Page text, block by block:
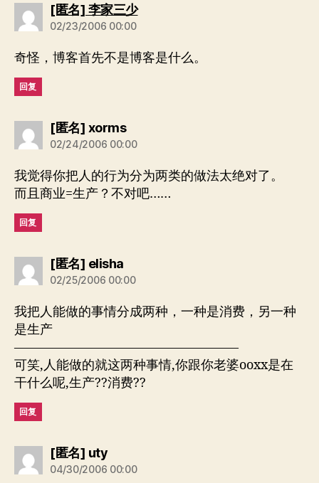
[匿名] 李家三少说：
02/23/2006 00:00
奇怪，博客首先不是博客是什么。
回复
[匿名] xorms说：
02/24/2006 00:00
我觉得你把人的行为分为两类的做法太绝对了。
而且商业=生产？不对吧……
回复
[匿名] elisha说：
02/25/2006 00:00
我把人能做的事情分成两种，一种是消费，另一种
是生产
—————————————————–
可笑,人能做的就这两种事情,你跟你老婆ooxx是在
干什么呢,生产??消费??
回复
[匿名] uty说：
04/30/2006 00:00